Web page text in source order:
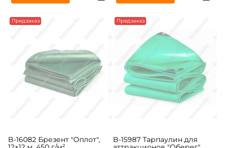
Предзаказ
B-16082 Брезент "Оплот",
Предзаказ
B-15987 Тарпаулин для